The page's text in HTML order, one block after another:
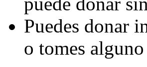
Puedes donar
o tomes